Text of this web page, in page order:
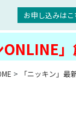
お申し込みはこ
ONLINE」
> 「ニッキン」最